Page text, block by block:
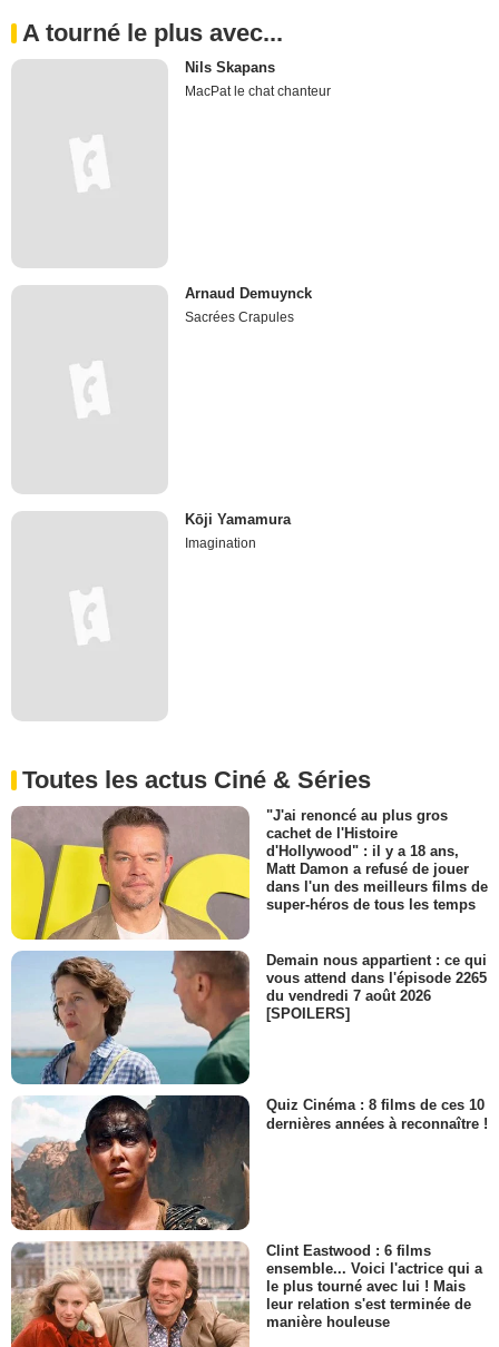
A tourné le plus avec...
Nils Skapans
MacPat le chat chanteur
Arnaud Demuynck
Sacrées Crapules
Kōji Yamamura
Imagination
Toutes les actus Ciné & Séries
"J'ai renoncé au plus gros
cachet de l'Histoire
d'Hollywood" : il y a 18 ans,
Matt Damon a refusé de jouer
dans l'un des meilleurs films de
super-héros de tous les temps
Demain nous appartient : ce qui
vous attend dans l'épisode 2265
du vendredi 7 août 2026
[SPOILERS]
Quiz Cinéma : 8 films de ces 10
dernières années à reconnaître !
Clint Eastwood : 6 films
ensemble... Voici l'actrice qui a
le plus tourné avec lui ! Mais
leur relation s'est terminée de
manière houleuse